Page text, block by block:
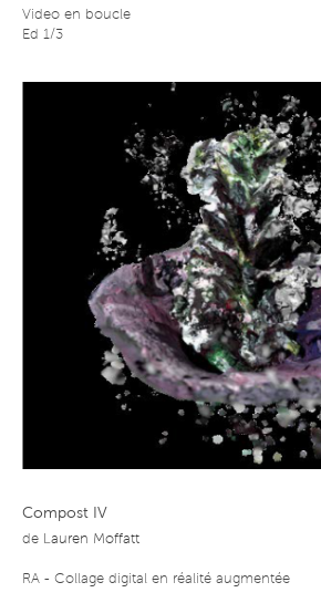
Video en boucle
Ed 1/3
Compost IV
de Lauren Moffatt
RA - Collage digital en réalité augmentée